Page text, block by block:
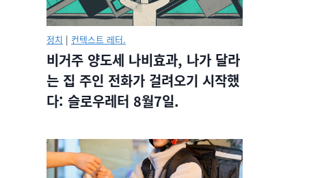
정치 | 컨텍스트 레터.
비거주 양도세 나비효과, 나가 달라
는 집 주인 전화가 걸려오기 시작했
다: 슬로우레터 8월7일.